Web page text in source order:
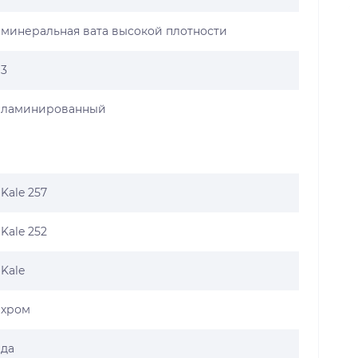
минеральная вата высокой плотности
3
ламинированный
Kale 257
Kale 252
Kale
хром
да